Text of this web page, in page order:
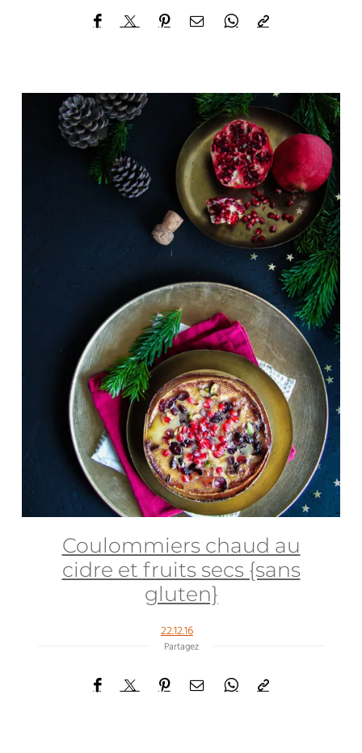
Coulommiers chaud au
cidre et fruits secs {sans
gluten}
22.12.16
Partagez